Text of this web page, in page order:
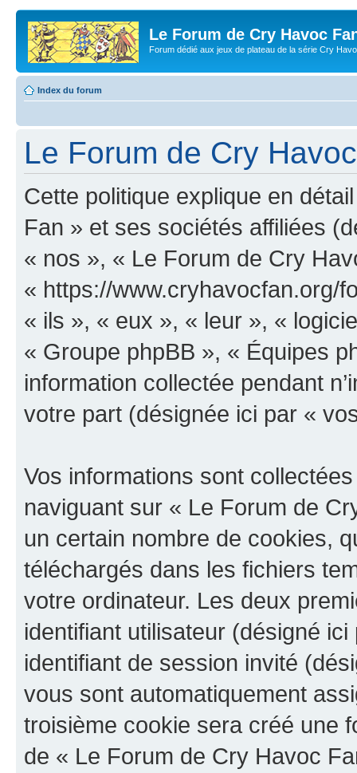
Le Forum de Cry Havoc
Forum dédié aux jeux de plateau de la série Cry
Index du forum
Le Forum de Cry
Cette politique explique en
Fan » et ses sociétés affiliées
« nos », « Le Forum de Cry
« https://www.cryhavocfan.org/
« ils », « eux », « leur », «
« Groupe phpBB », « Équipes
information collectée pendant
votre part (désignée ici par «
Vos informations sont
naviguant sur « Le Forum de
un certain nombre de cookies,
téléchargés dans les fichiers
votre ordinateur. Les deux
identifiant utilisateur (désigné
identifiant de session invité
vous sont automatiquement
troisième cookie sera créé une
de « Le Forum de Cry Havoc